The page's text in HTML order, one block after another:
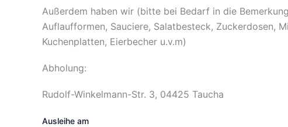
Außerdem haben wir (bitte bei Bedarf in die
Auflaufformen, Sauciere, Salatbesteck, Zuckerdosen,
Kuchenplatten, Eierbecher u.v.m)
Abholung:
Rudolf-Winkelmann-Str. 3, 04425 Taucha
Ausleihe am